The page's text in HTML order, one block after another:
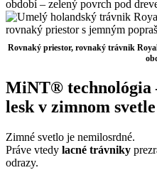
Rovnaký priestor, rovnaký trávnik
MiNT® technológia
lesk v zimnom svetle
Zimné svetlo je nemilosrdné.
Práve vtedy lacné trávniky
odrazy.